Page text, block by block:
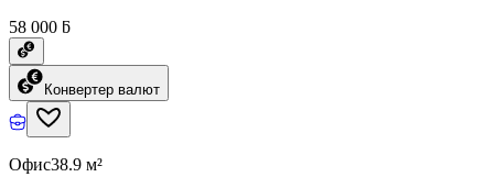
58 000 ƃ
Конвертер валют
Офис38.9 м²